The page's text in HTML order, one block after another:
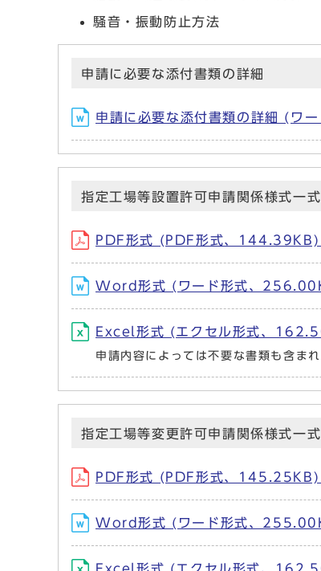
騒音・振動防止方法
申請に必要な添付書類の詳細
申請に必要な添付書類の詳細 (ワ
指定工場等設置許可申請関係様式一
PDF形式 (PDF形式、144.39KB)
Word形式 (ワード形式、
Excel形式 (エクセル形式、
申請内容によっては不要な書類も含まれ
指定工場等変更許可申請関係様式一
PDF形式 (PDF形式、145.25KB)
Word形式 (ワード形式、